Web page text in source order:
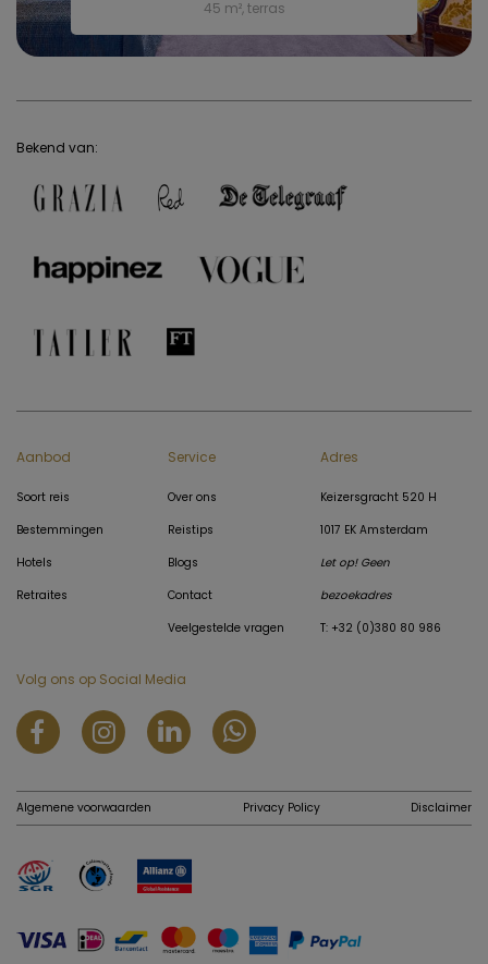
45 m², terras
Bekend van:
Aanbod
Soort reis
Bestemmingen
Hotels
Retraites
Service
Over ons
Reistips
Blogs
Contact
Veelgestelde vragen
Adres
Keizersgracht 520 H
1017 EK Amsterdam
Let op! Geen
bezoekadres
T: +32 (0)380 80 986
Volg ons op Social Media
Algemene voorwaarden Privacy Policy Disclaimer